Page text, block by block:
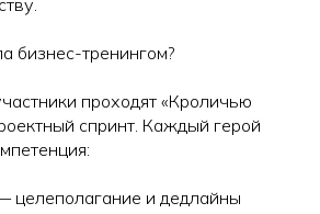
бизнес-тренингом?
проходят «Кроличью
спринт. Каждый герой
целеполагание и дедлайны